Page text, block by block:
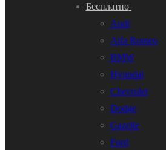
Бесплатно
Audi
Alfa Romeo
BMW
Hyundai
Chevrolet
Dodge
Gazelle
Ford